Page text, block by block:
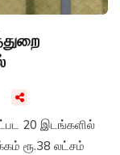
20 இடங்களில்
ரூ.38 லட்சம்